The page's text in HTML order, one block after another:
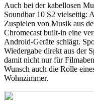
Auch bei der kabellosen
Soundbar 10 S2 vielseitig:
Zuspielen von Musik aus
Chromecast built-in eine
Android-Geräte schlägt.
Wiedergabe direkt aus der
damit nicht nur für
Wunsch auch die Rolle
Wohnzimmer.